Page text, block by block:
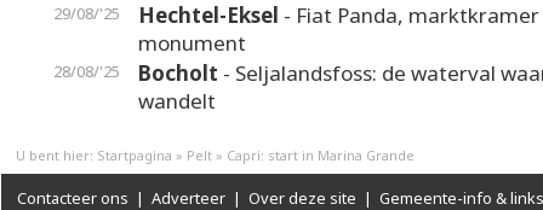
29/08/'25 Hechtel-Eksel - Fiat Panda,
monument
28/08/'25 Bocholt - Seljalandsfoss: de waterval
wandelt
U bent hier: Startpagina » Pelt » Capri: start in Marina Grande
Contacteer ons | Adverteer | Over deze site | Gemeente-info & links